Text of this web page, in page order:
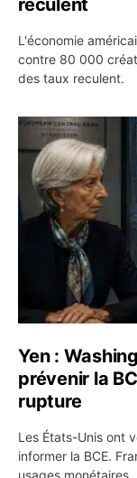
L'économie
contre 80 000
des taux reculent.
Yen :
Yen :
prévenir la
rupture
Les États-Unis ont
informer la BCE.
usages monétaires.